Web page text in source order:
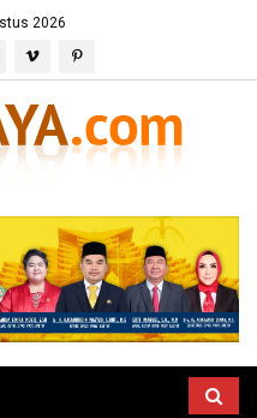
2026